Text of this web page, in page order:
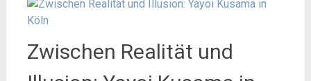
Zwischen Realität und